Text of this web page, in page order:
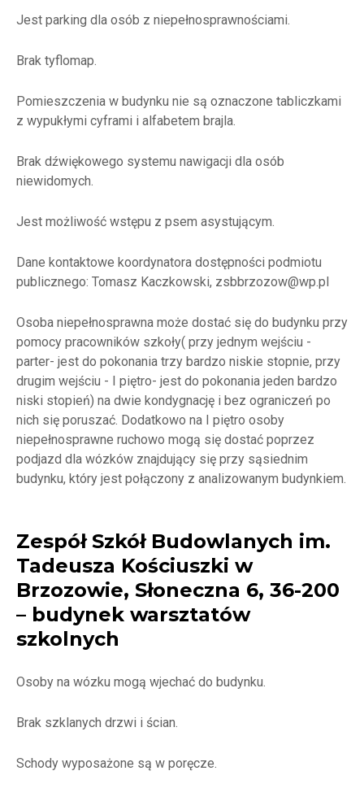
Jest parking dla osób z niepełnosprawnościami.
Brak tyflomap.
Pomieszczenia w budynku nie są oznaczone tabliczkami
z wypukłymi cyframi i alfabetem brajla.
Brak dźwiękowego systemu nawigacji dla osób
niewidomych.
Jest możliwość wstępu z psem asystującym.
Dane kontaktowe koordynatora dostępności podmiotu
publicznego: Tomasz Kaczkowski, zsbbrzozow@wp.pl
Osoba niepełnosprawna może dostać się do budynku przy
pomocy pracowników szkoły( przy jednym wejściu -
parter- jest do pokonania trzy bardzo niskie stopnie, przy
drugim wejściu - I piętro- jest do pokonania jeden bardzo
niski stopień) na dwie kondygnację i bez ograniczeń po
nich się poruszać. Dodatkowo na I piętro osoby
niepełnosprawne ruchowo mogą się dostać poprzez
podjazd dla wózków znajdujący się przy sąsiednim
budynku, który jest połączony z analizowanym budynkiem.
Zespół Szkół Budowlanych im.
Tadeusza Kościuszki w
Brzozowie, Słoneczna 6, 36-200
– budynek warsztatów
szkolnych
Osoby na wózku mogą wjechać do budynku.
Brak szklanych drzwi i ścian.
Schody wyposażone są w poręcze.